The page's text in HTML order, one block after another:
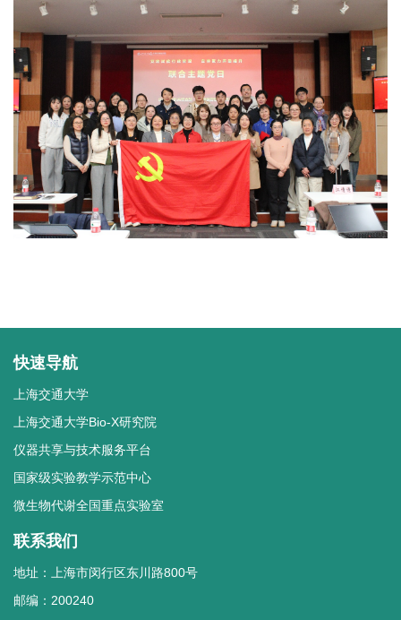
快速导航
上海交通大学
上海交通大学Bio-X研究院
仪器共享与技术服务平台
国家级实验教学示范中心
微生物代谢全国重点实验室
联系我们
地址：上海市闵行区东川路800号
邮编：200240